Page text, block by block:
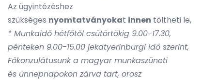
Az ügyintézéshez
szükséges nyomtatványokat innen töltheti le,
* Munkaidő hétfőtől csütörtökig 9.00-17.30,
pénteken 9.00-15.00 jekatyerinburgi idő szerint,
Főkonzulátusunk a magyar munkaszüneti
és ünnepnapokon zárva tart, orosz